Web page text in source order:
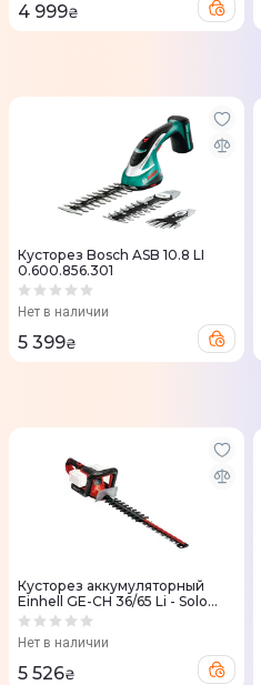
4 999₴
Кусторез Bosch ASB 10.8 LI
0.600.856.301
Нет в наличии
5 399₴
Кусторез аккумуляторный
Einhell GE-CH 36/65 Li - Solo
36V 720мм (без АКБ и ЗУ)
Нет в наличии
5 526₴